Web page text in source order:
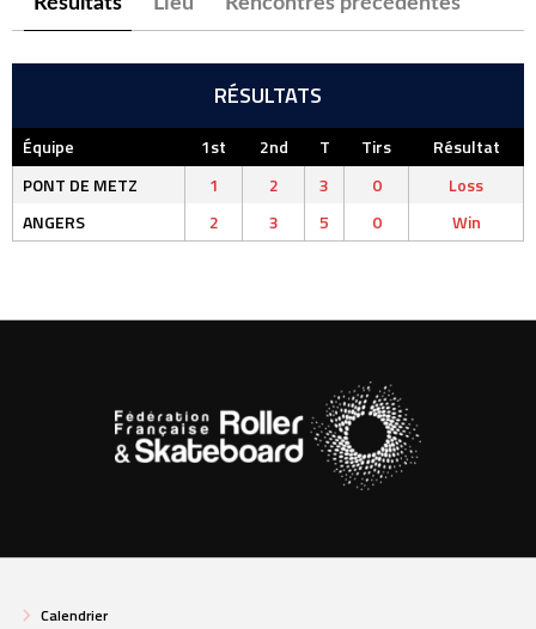
RÉSULTATS
Équipe 1st 2nd T Tirs
Résultat
PONT DE METZ
1 2 3 0
Loss
ANGERS
2 3 5 0 Win
Calendrier